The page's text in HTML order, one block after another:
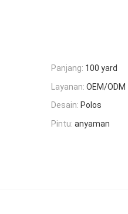
Panjang: 100 yard
Layanan: OEM/ODM
Desain: Polos
Pintu: anyaman